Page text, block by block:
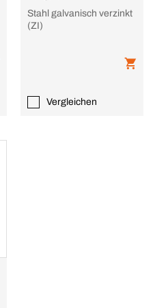
Stahl galvanisch verzinkt
(ZI)
Vergleichen